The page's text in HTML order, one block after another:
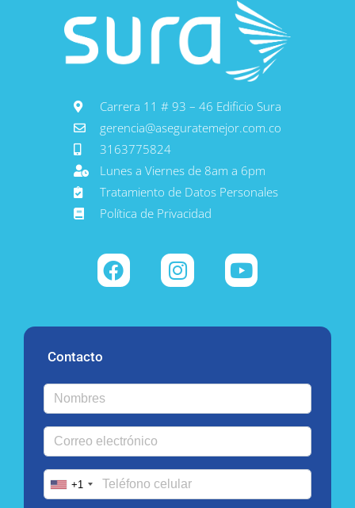
Carrera 11 # 93 – 46 Edificio Sura
gerencia@aseguratemejor.com.co
3163775824
Lunes a Viernes de 8am a 6pm
Tratamiento de Datos Personales
Política de Privacidad
Contacto